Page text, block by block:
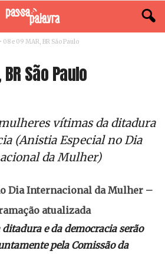
• 08 e 09 MAR, BR São Paulo
São Paulo
vítimas da ditadura
(Anistia Especial no Dia
da Mulher)
Dia Internacional da Mulher –
atualizada
e da democracia serão
pela Comissão da